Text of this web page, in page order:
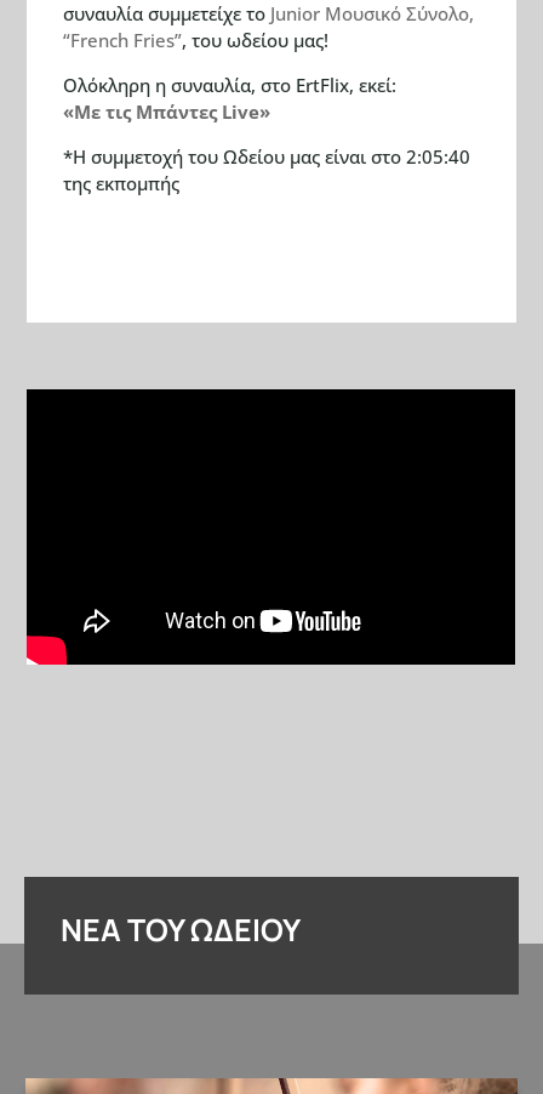
συναυλία συμμετείχε το Junior Μουσικό Σύνολο,
“French Fries”, του ωδείου μας!
Ολόκληρη η συναυλία, στο ErtFlix, εκεί:
«Με τις Μπάντες Live»
*Η συμμετοχή του Ωδείου μας είναι στο 2:05:40
της εκπομπής
ΝΈΑ ΤΟΥ ΩΔΕΊΟΥ